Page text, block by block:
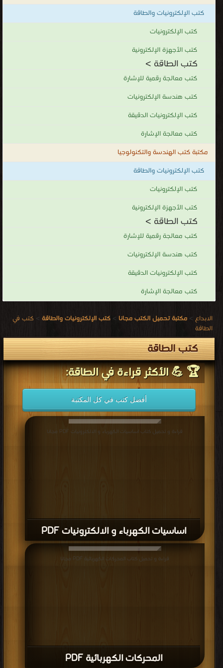
كتب الطاقة
.
كتب الإلكترونيات والطاقة
كتب الإلكترونيات
كتب الأجهزة الإلكترونية
كتب الطاقة >
كتب معالجة رقمية للإشارة
كتب هندسة الإلكترونيات
كتب الإلكترونيات الدقيقة
كتب معالجة الإشارة
مكتبة كتب الهندسة والتكنولوجيا
كتب الإلكترونيات والطاقة
كتب الإلكترونيات
كتب الأجهزة الإلكترونية
كتب الطاقة >
كتب معالجة رقمية للإشارة
كتب هندسة الإلكترونيات
كتب الإلكترونيات الدقيقة
كتب معالجة الإشارة
الابداع > مكتبة تحميل الكتب مجانا > كتب الإلكترونيات والطاقة > كتب في
الطاقة
كتب الطاقة
🏆 💪 الأكثر قراءة في الطاقة:
أفضل كتب في كل المكتبة
اساسيات الكهرباء و الالكترونيات PDF
قراءة و تحميل كتاب اساسيات الكهرباء و الالكترونيات PDF مجانا
المحركات الكهربائية PDF
قراءة و تحميل كتاب المحركات الكهربائية PDF مجانا